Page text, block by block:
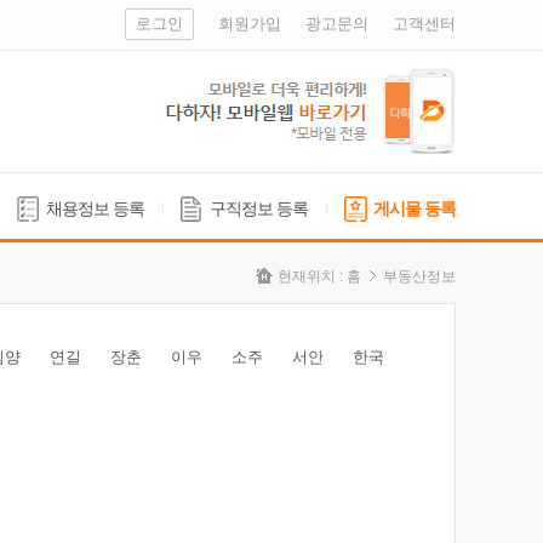
로그인 회원가입 광고문의 고객센터
채용정보 등록 구직정보 등록 게시물 등록
현재위치 : 홈 부동산정보
양 연길 장춘 이우 소주 서안 한국